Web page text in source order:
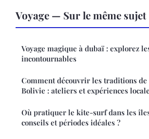
Voyage — Sur le même sujet
Voyage magique à dubaï : explorez
incontournables
Comment découvrir les traditions
Bolivie : ateliers et expériences
Où pratiquer le kite-surf dans les
conseils et périodes idéales ?